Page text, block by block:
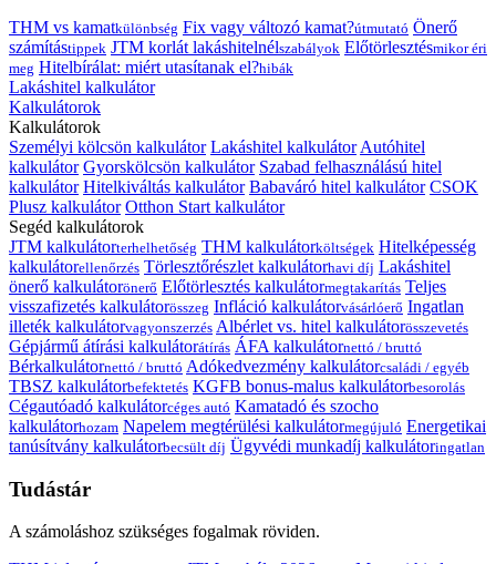
THM vs kamatkülönbség Fix vagy változó kamat?útmutató Önerő
számítástippek JTM korlát lakáshitelnélszabályok Előtörlesztésmikor éri
meg Hitelbírálat: miért utasítanak el?hibák
Lakáshitel kalkulátor
Kalkulátorok
Kalkulátorok
Személyi kölcsön kalkulátor Lakáshitel kalkulátor Autóhitel
kalkulátor Gyorskölcsön kalkulátor Szabad felhasználású hitel
kalkulátor Hitelkiváltás kalkulátor Babaváró hitel kalkulátor CSOK
Plusz kalkulátor Otthon Start kalkulátor
Segéd kalkulátorok
JTM kalkulátorterhelhetőség THM kalkulátorköltségek Hitelképesség
kalkulátorellenőrzés Törlesztőrészlet kalkulátorhavi díj Lakáshitel
önerő kalkulátorönerő Előtörlesztés kalkulátormegtakarítás Teljes
visszafizetés kalkulátorösszeg Infláció kalkulátorvásárlóerő Ingatlan
illeték kalkulátorvagyonszerzés Albérlet vs. hitel kalkulátorösszevetés
Gépjármű átírási kalkulátorátírás ÁFA kalkulátornettó / bruttó
Bérkalkulátornettó / bruttó Adókedvezmény kalkulátorcsaládi / egyéb
TBSZ kalkulátorbefektetés KGFB bonus-malus kalkulátorbesorolás
Cégautóadó kalkulátorcéges autó Kamatadó és szocho
kalkulátorhozam Napelem megtérülési kalkulátormegújuló Energetikai
tanúsítvány kalkulátorbecsült díj Ügyvédi munkadíj kalkulátoringatlan
Tudástár
A számoláshoz szükséges fogalmak röviden.